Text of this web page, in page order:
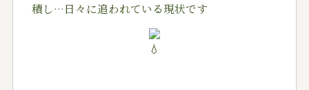
積し…日々に追われている現状です